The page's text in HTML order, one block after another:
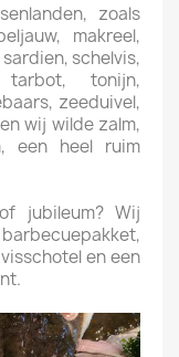
zoals
makreel,
schelvis,
tarbot, tonijn,
zeeduivel,
wij wilde zalm,
een heel ruim
jubileum? Wij
en een